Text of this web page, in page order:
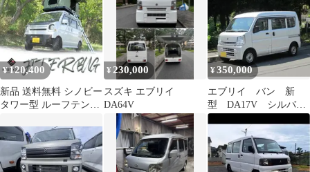
¥120,400
新品 送料無料 シノビー
タワー型 ルーフテント
キ
¥ 230,000
スズキ エブリイ
DA64V
¥350,000
エブリイ バン 新
型 DA17V シルバ
ー 14万K 軽バン
配達 軽貨物 大阪